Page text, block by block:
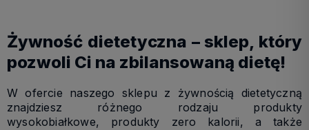
Żywność dietetyczna – sklep, który
pozwoli Ci na zbilansowaną dietę!
W ofercie naszego sklepu z żywnością dietetyczną
znajdziesz różnego rodzaju produkty
wysokobiałkowe, produkty zero kalorii, a także